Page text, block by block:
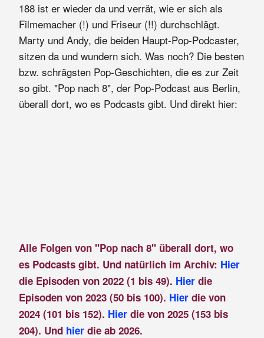
188 ist er wieder da und verrät, wie er sich als
Filmemacher (!) und Friseur (!!) durchschlägt.
Marty und Andy, die beiden Haupt-Pop-Podcaster,
sitzen da und wundern sich. Was noch? Die besten
bzw. schrägsten Pop-Geschichten, die es zur Zeit
so gibt. "Pop nach 8", der Pop-Podcast aus Berlin,
überall dort, wo es Podcasts gibt. Und direkt hier:
Alle Folgen von "Pop nach 8" überall dort, wo
es Podcasts gibt. Und natürlich im Archiv: Hier
die Episoden von 2022 (1 bis 49). Hierdie
Episoden von 2023 (50 bis 100). Hier die von
2024 (101 bis 152). Hier die von 2025 (153 bis
204). Und hier die ab 2026.